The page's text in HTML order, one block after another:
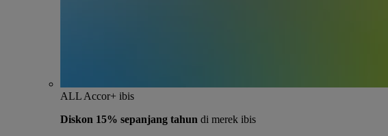
ALL Accor+ ibis
Diskon 15% sepanjang tahun di merek ibis